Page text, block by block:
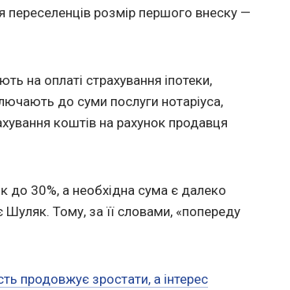
розмір першого внеску —
на оплаті страхування іпотеки,
до суми послуги нотаріуса,
коштів на рахунок продавця
30%, а необхідна сума є далеко
Шуляк. Тому, за її словами, «попереду
продовжує зростати, а інтерес